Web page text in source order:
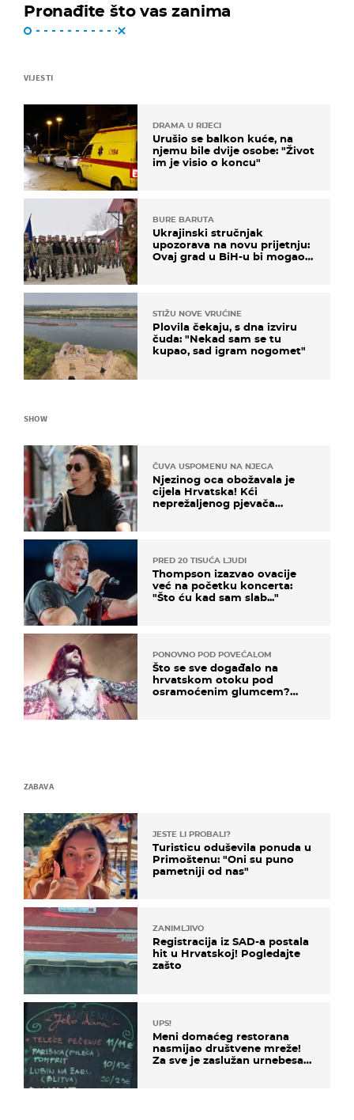
Pronađite što vas zanima
VIJESTI
DRAMA U RIJECI
Urušio se balkon kuće, na
njemu bile dvije osobe: "Život
im je visio o koncu"
BURE BARUTA
Ukrajinski stručnjak
upozorava na novu prijetnju:
Ovaj grad u BiH-u bi mogao
STIŽU NOVE VRUĆINE
Plovila čekaju, s dna izviru
čuda: "Nekad sam se tu
kupao, sad igram nogomet"
SHOW
ČUVA USPOMENU NA NJEGA
Njezinog oca obožavala je
cijela Hrvatska! Kći
neprežaljenog pjevača
PRED 20 TISUĆA LJUDI
Thompson izazvao ovacije
već na početku koncerta:
"Što ću kad sam slab..."
PONOVNO POD POVEĆALOM
Što se sve događalo na
hrvatskom otoku pod
osramoćenim glumcem?
ZABAVA
JESTE LI PROBALI?
Turisticu oduševila ponuda u
Primoštenu: "Oni su puno
pametniji od nas"
ZANIMLJIVO
Registracija iz SAD-a postala
hit u Hrvatskoj! Pogledajte
zašto
UPS!
Meni domaćeg restorana
nasmijao društvene mreže!
Za sve je zaslužan urnebesan